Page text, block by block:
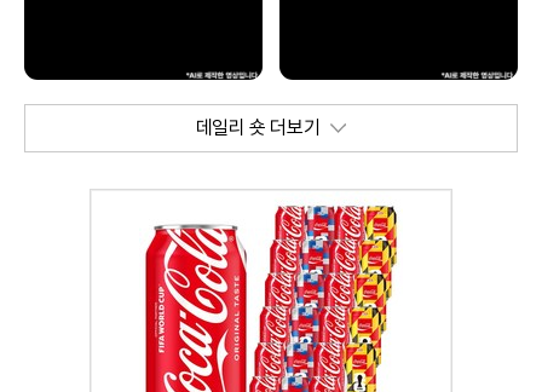
데일리 숏 더보기